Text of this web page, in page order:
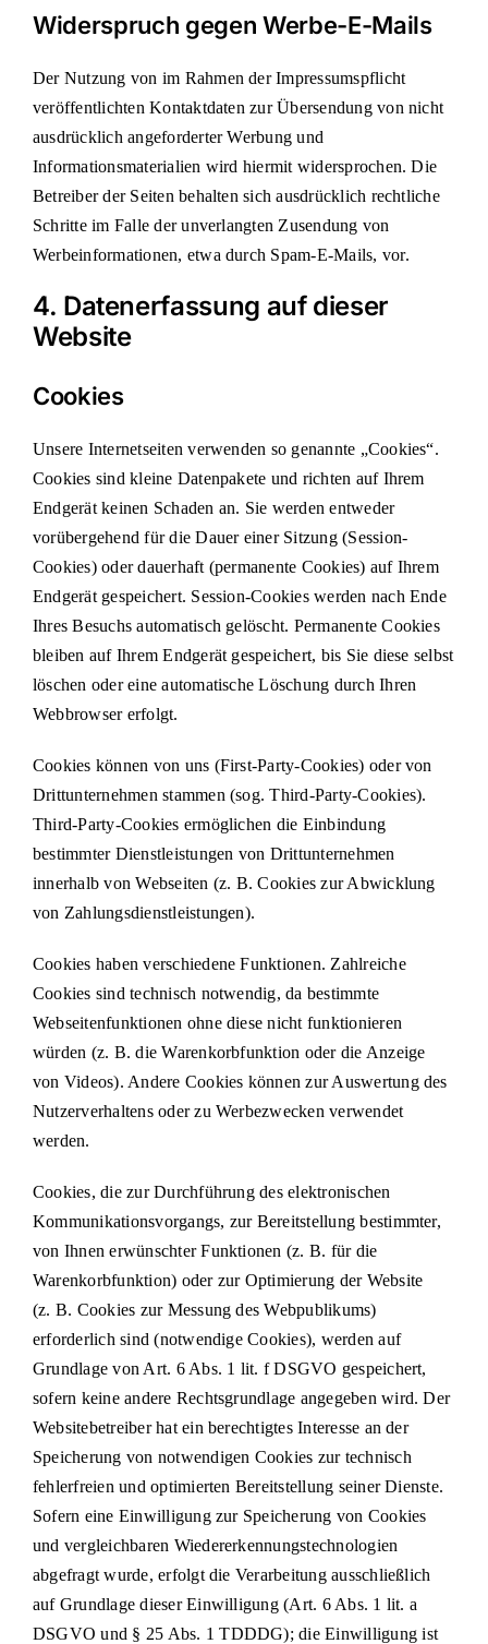
Widerspruch gegen Werbe-E-Mails
Der Nutzung von im Rahmen der Impressumspflicht
veröffentlichten Kontaktdaten zur Übersendung von nicht
ausdrücklich angeforderter Werbung und
Informationsmaterialien wird hiermit widersprochen. Die
Betreiber der Seiten behalten sich ausdrücklich rechtliche
Schritte im Falle der unverlangten Zusendung von
Werbeinformationen, etwa durch Spam-E-Mails, vor.
4. Datenerfassung auf dieser
Website
Cookies
Unsere Internetseiten verwenden so genannte „Cookies“.
Cookies sind kleine Datenpakete und richten auf Ihrem
Endgerät keinen Schaden an. Sie werden entweder
vorübergehend für die Dauer einer Sitzung (Session-
Cookies) oder dauerhaft (permanente Cookies) auf Ihrem
Endgerät gespeichert. Session-Cookies werden nach Ende
Ihres Besuchs automatisch gelöscht. Permanente Cookies
bleiben auf Ihrem Endgerät gespeichert, bis Sie diese selbst
löschen oder eine automatische Löschung durch Ihren
Webbrowser erfolgt.
Cookies können von uns (First-Party-Cookies) oder von
Drittunternehmen stammen (sog. Third-Party-Cookies).
Third-Party-Cookies ermöglichen die Einbindung
bestimmter Dienstleistungen von Drittunternehmen
innerhalb von Webseiten (z. B. Cookies zur Abwicklung
von Zahlungsdienstleistungen).
Cookies haben verschiedene Funktionen. Zahlreiche
Cookies sind technisch notwendig, da bestimmte
Webseitenfunktionen ohne diese nicht funktionieren
würden (z. B. die Warenkorbfunktion oder die Anzeige
von Videos). Andere Cookies können zur Auswertung des
Nutzerverhaltens oder zu Werbezwecken verwendet
werden.
Cookies, die zur Durchführung des elektronischen
Kommunikationsvorgangs, zur Bereitstellung bestimmter,
von Ihnen erwünschter Funktionen (z. B. für die
Warenkorbfunktion) oder zur Optimierung der Website
(z. B. Cookies zur Messung des Webpublikums)
erforderlich sind (notwendige Cookies), werden auf
Grundlage von Art. 6 Abs. 1 lit. f DSGVO gespeichert,
sofern keine andere Rechtsgrundlage angegeben wird. Der
Websitebetreiber hat ein berechtigtes Interesse an der
Speicherung von notwendigen Cookies zur technisch
fehlerfreien und optimierten Bereitstellung seiner Dienste.
Sofern eine Einwilligung zur Speicherung von Cookies
und vergleichbaren Wiedererkennungstechnologien
abgefragt wurde, erfolgt die Verarbeitung ausschließlich
auf Grundlage dieser Einwilligung (Art. 6 Abs. 1 lit. a
DSGVO und § 25 Abs. 1 TDDDG); die Einwilligung ist